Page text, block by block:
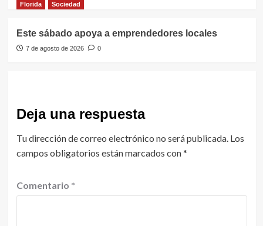
Florida
Sociedad
Este sábado apoya a emprendedores locales
7 de agosto de 2026 0
Deja una respuesta
Tu dirección de correo electrónico no será publicada. Los
campos obligatorios están marcados con*
Comentario *